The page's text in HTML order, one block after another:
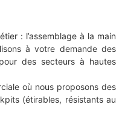
: l’assemblage à la main
à votre demande des
des secteurs à hautes
où nous proposons des
(étirables, résistants au